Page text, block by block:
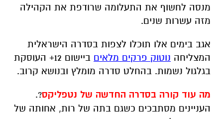
מנסה לחשוף את התעלומה שרודפת את הקהילה
מזה עשרות שנים.
אגב בימים אלו תוכלו לצפות בסדרה הישראלית
המצליחה נוטוק פרקים מלאים
ביישום 12+ העוסקת
בגלגול נשמות. בהחלט סדרה מומלץ ובנושא קרוב.
מה עוד קורה בסדרה החדשה של נטפליקס?.
העניינים מסתבכים כשגם בתה של רות, אחותה של